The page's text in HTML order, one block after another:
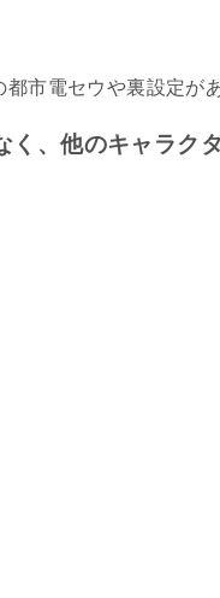
市電セウや裏設定が
く、他のキャラク